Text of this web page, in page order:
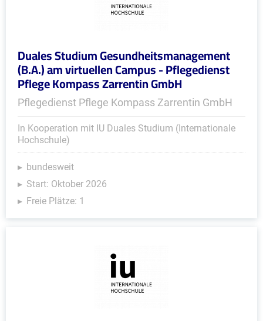
Duales Studium Gesundheitsmanagement
(B.A.) am virtuellen Campus - Pflegedienst
Pflege Kompass Zarrentin GmbH
Pflegedienst Pflege Kompass Zarrentin GmbH
In Kooperation mit IU Duales Studium (Internationale
Hochschule)
bundesweit
Start: Oktober 2026
Freie Plätze: 1